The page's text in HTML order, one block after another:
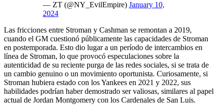
— ZT (@NY_EvilEmpire) January 10,
2024
Las fricciones entre Stroman y Cashman se remontan a 2019,
cuando el GM cuestionó públicamente las capacidades de Stroman
en postemporada. Esto dio lugar a un período de intercambios en
línea de Stroman, lo que provocó especulaciones sobre la
autenticidad de su reciente purga de las redes sociales, si se trata de
un cambio genuino o un movimiento oportunista. Curiosamente, si
Stroman hubiera estado con los Yankees en 2021 y 2022, sus
habilidades podrían haber demostrado ser valiosas, similares al papel
actual de Jordan Montgomery con los Cardenales de San Luis.